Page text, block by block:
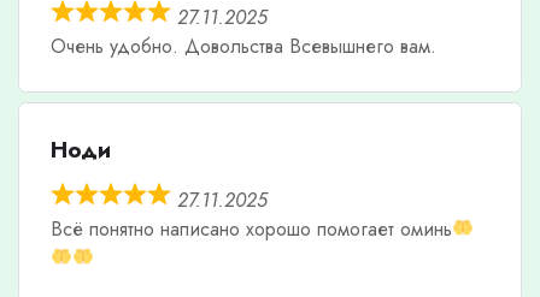
27.11.2025
Очень удобно. Довольства Всевышнего вам.
Ноди
27.11.2025
Всë понятно написано хорошо помогает оминь